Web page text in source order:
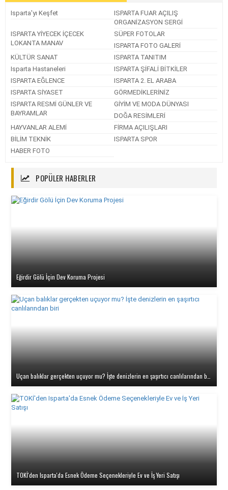
Isparta'yı Keşfet
ISPARTA FUAR AÇILIŞ
ORGANİZASYON SERGİ
ISPARTA YİYECEK İÇECEK
LOKANTA MANAV
SÜPER FOTOLAR
ISPARTA FOTO GALERİ
KÜLTÜR SANAT
ISPARTA TANITIM
Isparta Hastaneleri
ISPARTA ŞİFALİ BİTKİLER
ISPARTA EĞLENCE
ISPARTA 2. EL ARABA
ISPARTA SİYASET
GÖRMEDİKLERİNİZ
ISPARTA RESMİ GÜNLER VE
BAYRAMLAR
GİYİM VE MODA DÜNYASI
DOĞA RESİMLERİ
HAYVANLAR ALEMİ
FİRMA AÇILIŞLARI
BİLİM TEKNİK
ISPARTA SPOR
HABER FOTO
POPÜLER HABERLER
Eğirdir Gölü İçin Dev Koruma Projesi
TOKİ'den Isparta'da Esnek Ödeme Seçenekleriyle Ev ve İş Yeri Satışı